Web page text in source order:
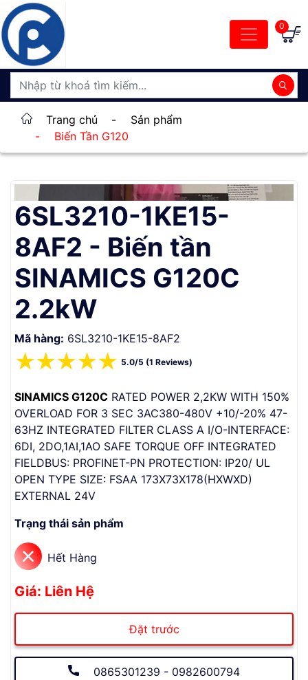
0
Trang chủ -
Sản phẩm
-
Biến Tần G120
6SL3210-1KE15-
8AF2 - Biến tần
SINAMICS G120C
2.2kW
Mã hàng: 6SL3210-1KE15-8AF2
☆
☆
☆
☆
☆ 5.0/5 (1 Reviews)
SINAMICS G120C RATED POWER 2,2KW WITH 150%
OVERLOAD FOR 3 SEC 3AC380-480V +10/-20% 47-
63HZ INTEGRATED FILTER CLASS A I/O-INTERFACE:
6DI, 2DO,1AI,1AO SAFE TORQUE OFF INTEGRATED
FIELDBUS: PROFINET-PN PROTECTION: IP20/ UL
OPEN TYPE SIZE: FSAA 173X73X178(HXWXD)
EXTERNAL 24V
Trạng thái sản phẩm
Hết Hàng
Giá: Liên Hệ
Đặt trước
0865301239 - 0982600794